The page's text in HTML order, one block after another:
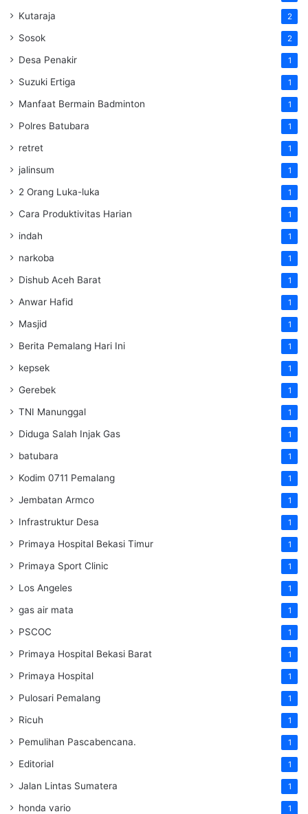
Kutaraja 2
Sosok 2
Desa Penakir 1
Suzuki Ertiga 1
Manfaat Bermain Badminton 1
Polres Batubara 1
retret 1
jalinsum 1
2 Orang Luka-luka 1
Cara Produktivitas Harian 1
indah 1
narkoba 1
Dishub Aceh Barat 1
Anwar Hafid 1
Masjid 1
Berita Pemalang Hari Ini 1
kepsek 1
Gerebek 1
TNI Manunggal 1
Diduga Salah Injak Gas 1
batubara 1
Kodim 0711 Pemalang 1
Jembatan Armco 1
Infrastruktur Desa 1
Primaya Hospital Bekasi Timur 1
Primaya Sport Clinic 1
Los Angeles 1
gas air mata 1
PSCOC 1
Primaya Hospital Bekasi Barat 1
Primaya Hospital 1
Pulosari Pemalang 1
Ricuh 1
Pemulihan Pascabencana. 1
Editorial 1
Jalan Lintas Sumatera 1
honda vario 1